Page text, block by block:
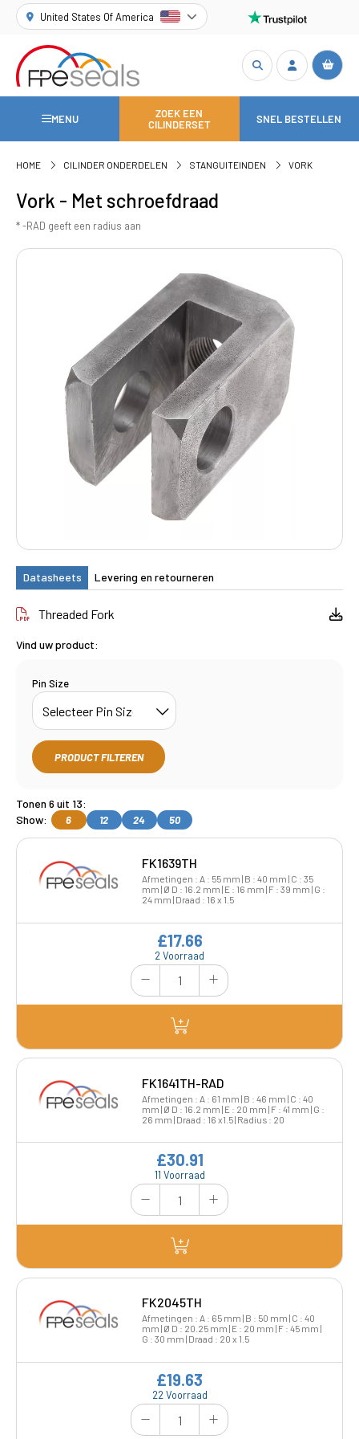
United States Of America
MENU
ZOEK EEN
CILINDERSET
SNEL BESTELLEN
HOME CILINDER ONDERDELEN STANGUITEINDEN VORK
Vork - Met schroefdraad
* -RAD geeft een radius aan
Datasheets Levering en retourneren
Threaded Fork
Vind uw product:
Pin Size
PRODUCT FILTEREN
Tonen 6 uit 13:
Show:
6 12 24 50
FK1639TH
Afmetingen : A : 55 mm | B : 40 mm | C : 35
mm | Ø D : 16.2 mm | E : 16 mm | F : 39 mm | G :
24 mm | Draad : 16 x 1.5
2 Voorraad
£17.66
FK1641TH-RAD
Afmetingen : A : 61 mm | B : 46 mm | C : 40
mm | Ø D : 16.2 mm | E : 20 mm | F : 41 mm | G :
26 mm | Draad : 16 x1.5 | Radius : 20
11 Voorraad
£30.91
FK2045TH
Afmetingen : A : 65 mm | B : 50 mm | C : 40
mm | Ø D : 20.25 mm | E : 20 mm | F : 45 mm |
G : 30 mm | Draad : 20 x 1.5
22 Voorraad
£19.63